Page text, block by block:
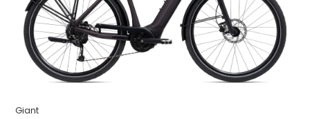
Giant